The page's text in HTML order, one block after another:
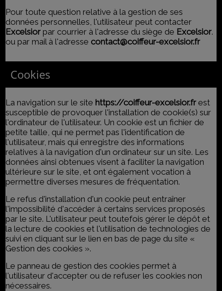
Pour toute question relative à la gestion de ses
données personnelles, l'utilisateur peut contacter
Excelsior par courrier à l'adresse du siège de Excelsior.
ou par mail à l'adresse contact@coiffeur-excelsior.fr
Cookies
La navigation sur le site https://coiffeur-excelsior.fr est
susceptible de provoquer l'installation de cookie(s) sur
l'ordinateur de l'utilisateur. Un cookie est un fichier de
petite taille, qui ne permet pas l'identification de
l'utilisateur, mais qui enregistre des informations
relatives à la navigation d'un ordinateur sur un site. Les
données ainsi obtenues visent à faciliter la navigation
ultérieure sur le site, et ont également vocation à
permettre diverses mesures de fréquentation.
Le refus d'installation d'un cookie peut entraîner
l'impossibilité d'accéder à certains services proposés
par le site. L'utilisateur peut toutefois gérer le dépôt et
la lecture de cookies et l'utilisation de technologies de
suivi en cliquant sur le lien en bas de page du site «
Gestion des cookies ».
Le panneau de gestion des cookies permet à
l'utilisateur d'accepter ou de refuser les cookies non
nécessaires.